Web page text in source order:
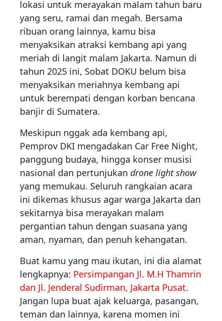
lokasi untuk merayakan malam tahun baru
yang seru, ramai dan megah. Bersama
ribuan orang lainnya, kamu bisa
menyaksikan atraksi kembang api yang
meriah di langit malam Jakarta. Namun di
tahun 2025 ini, Sobat DOKU belum bisa
menyaksikan meriahnya kembang api
untuk berempati dengan korban bencana
banjir di Sumatera.
Meskipun nggak ada kembang api,
Pemprov DKI mengadakan Car Free Night,
panggung budaya, hingga konser musisi
nasional dan pertunjukan drone light show
yang memukau. Seluruh rangkaian acara
ini dikemas khusus agar warga Jakarta dan
sekitarnya bisa merayakan malam
pergantian tahun dengan suasana yang
aman, nyaman, dan penuh kehangatan.
Buat kamu yang mau ikutan, ini dia alamat
lengkapnya: Persimpangan Jl. M.H Thamrin
dan Jl. Jenderal Sudirman, Jakarta Pusat.
Jangan lupa buat ajak keluarga, pasangan,
teman dan lainnya, karena momen ini